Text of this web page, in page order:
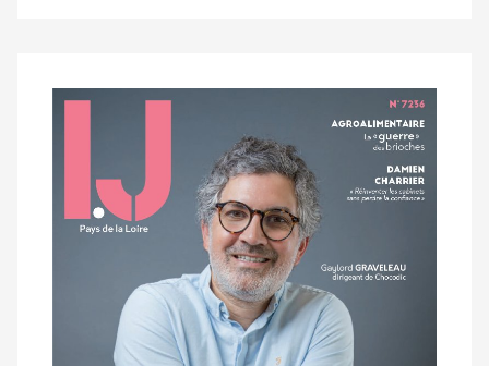
Notre
magazine